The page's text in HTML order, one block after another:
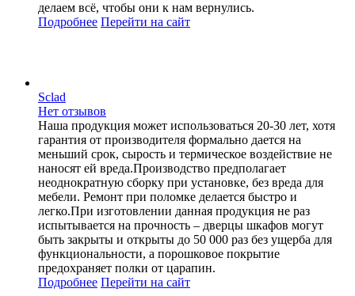
делаем всё, чтобы они к нам вернулись.
Подробнее Перейти на сайт
Sclad
Нет отзывов
Наша продукция может использоваться 20-30 лет, хотя
гарантия от производителя формально дается на
меньший срок, сырость и термическое воздействие не
наносят ей вреда.Производство предполагает
неоднократную сборку при установке, без вреда для
мебели. Ремонт при поломке делается быстро и
легко.При изготовлении данная продукция не раз
испытывается на прочность – дверцы шкафов могут
быть закрыты и открыты до 50 000 раз без ущерба для
функциональности, а порошковое покрытие
предохраняет полки от царапин.
Подробнее Перейти на сайт